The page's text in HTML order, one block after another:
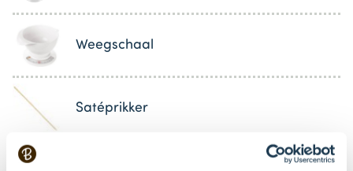
Weegschaal
Satéprikker